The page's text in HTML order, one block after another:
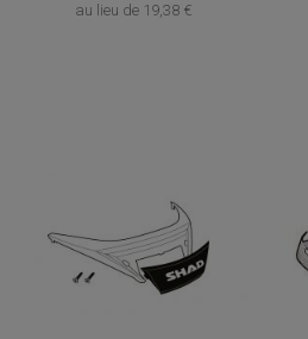
au lieu de 19,38 €